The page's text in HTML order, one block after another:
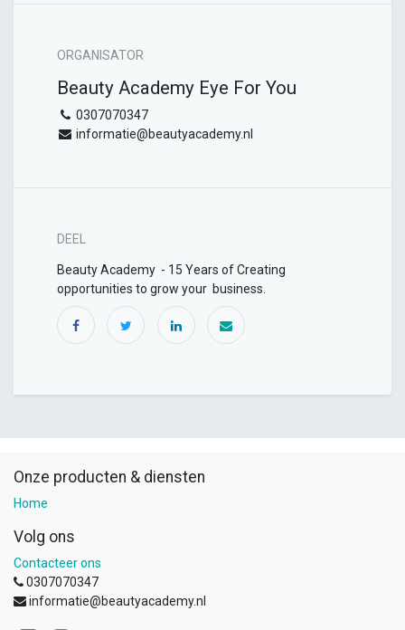
ORGANISATOR
Beauty Academy Eye For You
0307070347
informatie@beautyacademy.nl
DEEL
Beauty Academy - 15 Years of Creating
opportunities to grow your business.
Onze producten & diensten
Home
Volg ons
Contacteer ons
0307070347
informatie@beautyacademy.nl